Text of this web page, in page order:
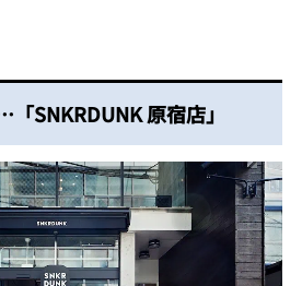
SNKRDUNK 原宿店」